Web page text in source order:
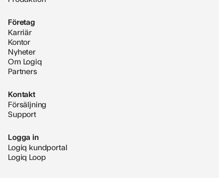
Företag
Karriär
Kontor
Nyheter
Om Logiq
Partners
Kontakt
Försäljning
Support
Logga in
Logiq kundportal
Logiq Loop